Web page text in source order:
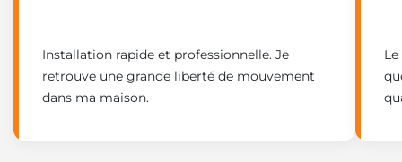
Installation rapide et professionnelle. Je
retrouve une grande liberté de mouvement
dans ma maison.